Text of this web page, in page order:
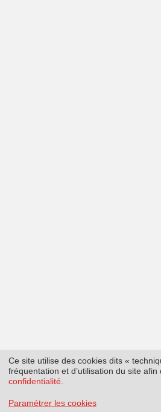
Ce site utilise des cookies dits «
fréquentation et d’utilisation du site
confidentialité
Paramétrer les cookies